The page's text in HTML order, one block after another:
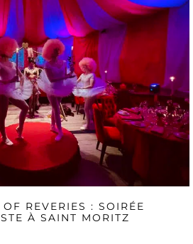
REVERIES : SOIRÉE
À SAINT MORITZ